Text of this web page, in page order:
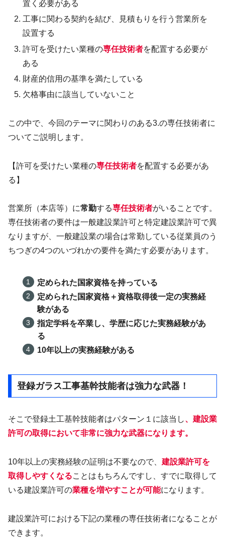
置く必要がある
工事に関わる契約を結び、見積もりを行う営業所を
設置する
許可を受けたい業種の専任技術者を配置する必要が
ある
財産的信用の基準を満たしている
欠格事由に該当していないこと
この中で、今回のテーマに関わりのある3.の専任技術者に
ついてご説明します。
【許可を受けたい業種の専任技術者を配置する必要があ
る】
営業所（本店等）に常勤する専任技術者がいることです。
専任技術者の要件は一般建設業許可と特定建設業許可で異
なりますが、一般建設業の場合は常勤している従業員のう
ちつぎの4つのいづれかの要件を満たす必要があります。
定められた国家資格を持っている
定められた国家資格＋資格取得後一定の実務経
験がある
指定学科を卒業し、学歴に応じた実務経験があ
る
10年以上の実務経験がある
登録ガラス工事基幹技能者は強力な武器！
そこで登録土工基幹技能者はパターン１に該当し、建設業
許可の取得において非常に強力な武器になります。
10年以上の実務経験の証明は不要なので、 建設業許可を
取得しやすくなることはもちろんですし、すでに取得して
いる建設業許可の業種を増やすことが可能になります。
建設業許可における下記の業種の専任技術者になることが
できます。